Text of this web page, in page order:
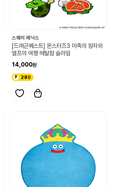
스퀘어 에닉스
[드래곤퀘스트] 몬스터즈3 마족의 왕자와
엘프의 여행 메탈참 슬라임
14,000
280